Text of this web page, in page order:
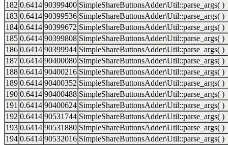
182 0.6414 90399400 SimpleShareButtonsAdder\Util::parse_args( )
183 0.6414 90399536 SimpleShareButtonsAdder\Util::parse_args( )
184 0.6414 90399672 SimpleShareButtonsAdder\Util::parse_args( )
185 0.6414 90399808 SimpleShareButtonsAdder\Util::parse_args( )
186 0.6414 90399944 SimpleShareButtonsAdder\Util::parse_args( )
187 0.6414 90400080 SimpleShareButtonsAdder\Util::parse_args( )
188 0.6414 90400216 SimpleShareButtonsAdder\Util::parse_args( )
189 0.6414 90400352 SimpleShareButtonsAdder\Util::parse_args( )
190 0.6414 90400488 SimpleShareButtonsAdder\Util::parse_args( )
191 0.6414 90400624 SimpleShareButtonsAdder\Util::parse_args( )
192 0.6414 90531744 SimpleShareButtonsAdder\Util::parse_args( )
193 0.6414 90531880 SimpleShareButtonsAdder\Util::parse_args( )
194 0.6414 90532016 SimpleShareButtonsAdder\Util::parse_args( )